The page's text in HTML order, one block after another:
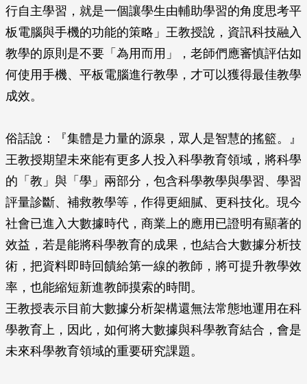
行自主學習，就是一個讓學生由輔助學習的角度思考平
板電腦與手機的功能的策略」王教授說，資訊科技融入
教學的原則是不要「為用而用」，老師們應審慎評估如
何使用手機、平板電腦進行教學，才可以獲得最佳教學
成效。
俗話說：『集體是力量的源泉，眾人是智慧的搖籃。』
王教授期望未來能有更多人投入科學教育領域，將科學
的「教」與「學」兩部分，包含科學教學與學習、學習
評量診斷、補救教學等，作得更細膩、更科技化。現今
社會已進入大數據時代，商業上的應用已證明有顯著的
效益，若是能將科學教育的成果，也結合大數據分析技
術，把資料即時回饋給第一線的教師，將可提升教學效
率，也能縮短新進教師摸索的時間。
王教授表示目前大數據分析架構還無法常態地運用在科
學教育上，因此，如何將大數據與科學教育結合，會是
未來科學教育領域的重要研究課題。